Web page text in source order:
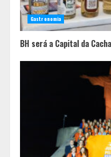
3
dos
Gastronomia
BH será a Capital da